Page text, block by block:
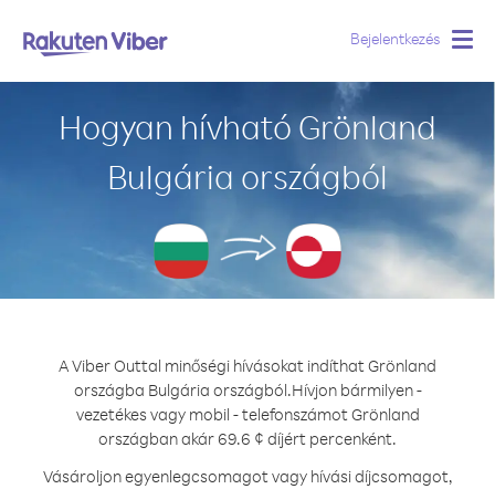
Bejelentkezés
Hogyan hívható Grönland
Bulgária országból
A Viber Outtal minőségi hívásokat indíthat Grönland
országba Bulgária országból.Hívjon bármilyen -
vezetékes vagy mobil - telefonszámot Grönland
országban akár 69.6 ¢ díjért percenként.
Vásároljon egyenlegcsomagot vagy hívási díjcsomagot,